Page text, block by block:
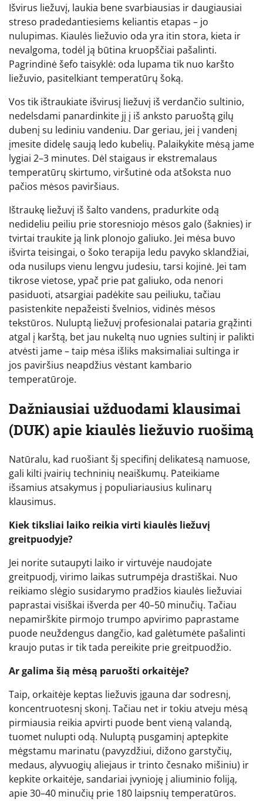
Išvirus liežuvį, laukia bene svarbiausias ir daugiausiai
streso pradedantiesiems keliantis etapas – jo
nulupimas. Kiaulės liežuvio oda yra itin stora, kieta ir
nevalgoma, todėl ją būtina kruopščiai pašalinti.
Pagrindinė šefo taisyklė: oda lupama tik nuo karšto
liežuvio, pasitelkiant temperatūrų šoką.
Vos tik ištraukiate išvirusį liežuvį iš verdančio sultinio,
nedelsdami panardinkite jį į iš anksto paruoštą gilų
dubenį su lediniu vandeniu. Dar geriau, jei į vandenį
įmesite didelę saują ledo kubelių. Palaikykite mėsą jame
lygiai 2–3 minutes. Dėl staigaus ir ekstremalaus
temperatūrų skirtumo, viršutinė oda atšoksta nuo
pačios mėsos paviršiaus.
Ištraukę liežuvį iš šalto vandens, pradurkite odą
nedideliu peiliu prie storesniojo mėsos galo (šaknies) ir
tvirtai traukite ją link plonojo galiuko. Jei mėsa buvo
išvirta teisingai, o šoko terapija ledu pavyko sklandžiai,
oda nusilups vienu lengvu judesiu, tarsi kojinė. Jei tam
tikrose vietose, ypač prie pat galiuko, oda nenori
pasiduoti, atsargiai padėkite sau peiliuku, tačiau
pasistenkite nepažeisti švelnios, vidinės mėsos
tekstūros. Nuluptą liežuvį profesionalai pataria grąžinti
atgal į karštą, bet jau nukeltą nuo ugnies sultinį ir palikti
atvėsti jame – taip mėsa išliks maksimaliai sultinga ir
jos paviršius neapdžius vėstant kambario
temperatūroje.
Dažniausiai užduodami klausimai
(DUK) apie kiaulės liežuvio ruošimą
Natūralu, kad ruošiant šį specifinį delikatesą namuose,
gali kilti įvairių techninių neaiškumų. Pateikiame
išsamius atsakymus į populiariausius kulinarų
klausimus.
Kiek tiksliai laiko reikia virti kiaulės liežuvį
greitpuodyje?
Jei norite sutaupyti laiko ir virtuvėje naudojate
greitpuodį, virimo laikas sutrumpėja drastiškai. Nuo
reikiamo slėgio susidarymo pradžios kiaulės liežuviai
paprastai visiškai išverda per 40–50 minučių. Tačiau
nepamirškite pirmojo trumpo apvirimo paprastame
puode neuždengus dangčio, kad galėtumėte pašalinti
kraujo putas ir tik tada pereikite prie greitpuodžio.
Ar galima šią mėsą paruošti orkaitėje?
Taip, orkaitėje keptas liežuvis įgauna dar sodresnį,
koncentruotesnį skonį. Tačiau net ir tokiu atveju mėsą
pirmiausia reikia apvirti puode bent vieną valandą,
tuomet nulupti odą. Nuluptą pusgaminį aptepkite
mėgstamu marinatu (pavyzdžiui, dižono garstyčių,
medaus, alyvuogių aliejaus ir trinto česnako mišiniu) ir
kepkite orkaitėje, sandariai įvynioję į aliuminio foliją,
apie 30–40 minučių prie 180 laipsnių temperatūros.